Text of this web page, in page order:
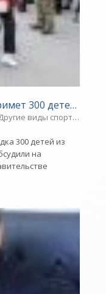
300 детей из
виды спорта /
300 детей из
на